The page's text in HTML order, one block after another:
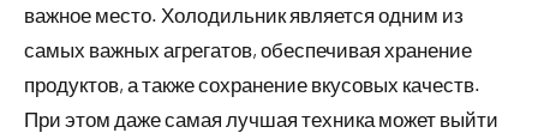
важное место. Холодильник является одним из
самых важных агрегатов, обеспечивая хранение
продуктов, а также сохранение вкусовых качеств.
При этом даже самая лучшая техника может выйти